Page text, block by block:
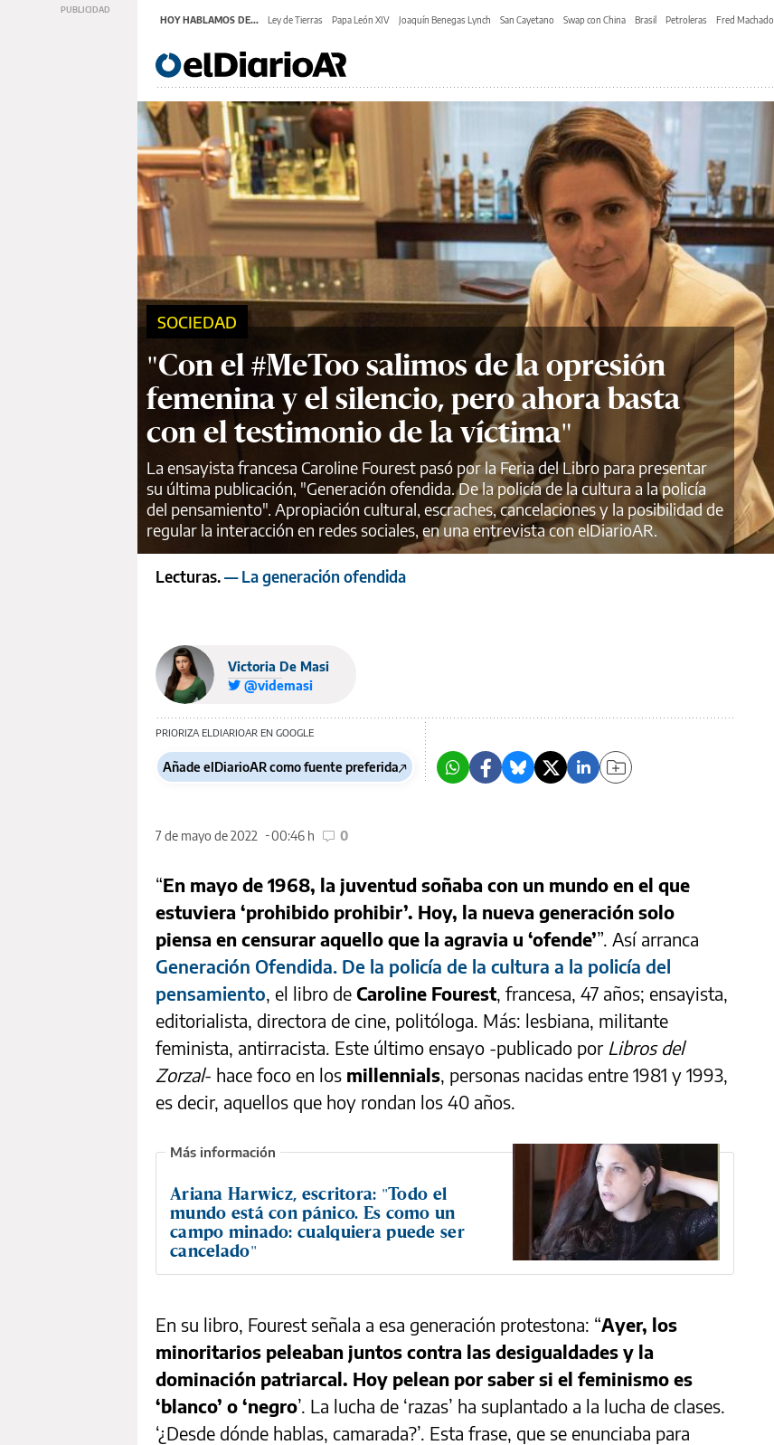
HOY HABLAMOS DE... Ley de Tierras Papa León XIV Joaquín Benegas Lynch San Cayetano Swap con China Brasil Petroleras Fred Machado
SOCIEDAD
"Con el #MeToo salimos de la opresión
femenina y el silencio, pero ahora basta
con el testimonio de la víctima"
La ensayista francesa Caroline Fourest pasó por la Feria del Libro para presentar
su última publicación, "Generación ofendida. De la policía de la cultura a la policía
del pensamiento". Apropiación cultural, escraches, cancelaciones y la posibilidad de
regular la interacción en redes sociales, en una entrevista con elDiarioAR.
Lecturas.— La generación ofendida
Victoria De Masi
@videmasi
PRIORIZA ELDIARIOAR EN GOOGLE
Añade elDiarioAR como fuente preferida
7 de mayo de 2022 00:46 h 0
“En mayo de 1968, la juventud soñaba con un mundo en el que
estuviera ‘prohibido prohibir’. Hoy, la nueva generación solo
piensa en censurar aquello que la agravia u ‘ofende’”. Así arranca
Generación Ofendida. De la policía de la cultura a la policía del
pensamiento, el libro de Caroline Fourest, francesa, 47 años; ensayista,
editorialista, directora de cine, politóloga. Más: lesbiana, militante
feminista, antirracista. Este último ensayo -publicado por Libros del
Zorzal- hace foco en los millennials, personas nacidas entre 1981 y 1993,
es decir, aquellos que hoy rondan los 40 años.
Ariana Harwicz, escritora: "Todo el
mundo está con pánico. Es como un
campo minado: cualquiera puede ser
cancelado"
En su libro, Fourest señala a esa generación protestona: “Ayer, los
minoritarios peleaban juntos contra las desigualdades y la
dominación patriarcal. Hoy pelean por saber si el feminismo es
‘blanco’ o ‘negro’. La lucha de ‘razas’ ha suplantado a la lucha de clases.
‘¿Desde dónde hablas, camarada?’. Esta frase, que se enunciaba para